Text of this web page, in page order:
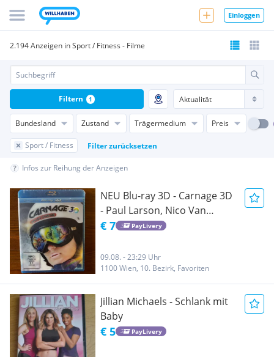
Einloggen
2.194 Anzeigen in Sport / Fitness - Filme
Bundesland Zustand Trägermedium Preis
Sport / Fitness Filter zurücksetzen
Filtern 1
Infos zur Reihung der Anzeigen
NEU Blu-ray 3D - Carnage 3D
- Paul Larson, Nico Van
Reensburg - 2013 -
Extremsport - New sealed
€ 7 PayLivery
09.08. - 23:29 Uhr
1100 Wien, 10. Bezirk, Favoriten
Jillian Michaels - Schlank mit
Baby
€ 5 PayLivery